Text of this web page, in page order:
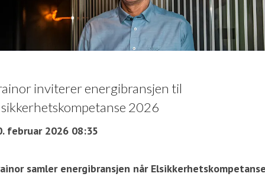
inviterer energibransjen til
2026
februar 2026 08:35
samler energibransjen når